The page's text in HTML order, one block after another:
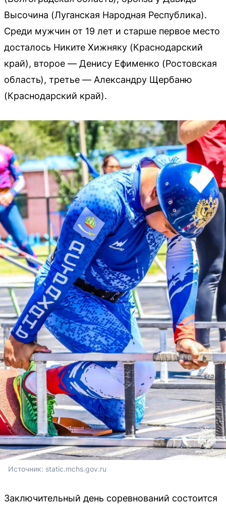
Высочина (Луганская Народная Республика).
Среди мужчин от 19 лет и старше первое место
досталось Никите Хижняку (Краснодарский
край), второе — Денису Ефименко (Ростовская
область), третье — Александру Щербаню
(Краснодарский край).
Источник: static.mchs.gov.ru
Заключительный день соревнований состоится